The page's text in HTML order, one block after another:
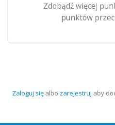
Zdobądź więcej
punktów
Zaloguj się albo zarejestruj aby